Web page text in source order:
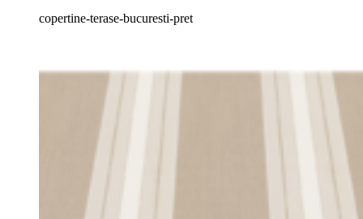
copertine-terase-bucuresti-pret